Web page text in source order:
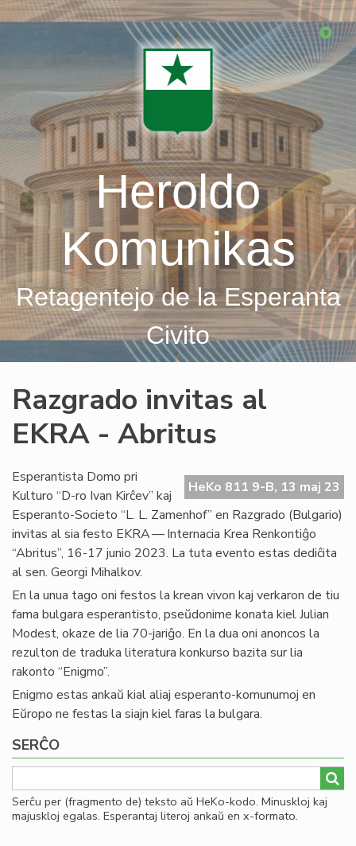
Skip
Heroldo
Komunikas
Retagentejo de la Esperanta
Civito
Razgrado invitas al
EKRA - Abritus
HeKo 811 9-B, 13 maj 23
Esperantista Domo pri
Kulturo “D-ro Ivan Kirĉev” kaj
Esperanto-Societo “L. L. Zamenhof” en Razgrado (Bulgario)
invitas al sia festo EKRA — Internacia Krea Renkontiĝo
“Abritus”, 16-17 junio 2023. La tuta evento estas dediĉita
al sen. Georgi Mihalkov.
En la unua tago oni festos la krean vivon kaj verkaron de tiu
fama bulgara esperantisto, pseŭdonime konata kiel Julian
Modest, okaze de lia 70-jariĝo. En la dua oni anoncos la
rezulton de traduka literatura konkurso bazita sur lia
rakonto “Enigmo”.
Enigmo estas ankaŭ kial aliaj esperanto-komunumoj en
Eŭropo ne festas la siajn kiel faras la bulgara.
SERĈO
Serĉu per (fragmento de) teksto aŭ HeKo-kodo. Minuskloj kaj
majuskloj egalas. Esperantaj literoj ankaŭ en x-formato.